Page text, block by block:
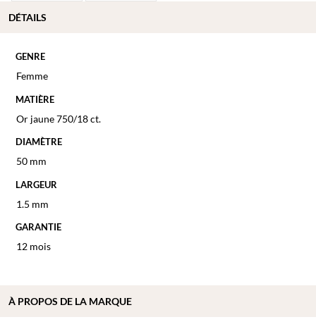
GENRE
Femme
MATIÈRE
Or jaune 750/18 ct.
DIAMÈTRE
50 mm
LARGEUR
1.5 mm
GARANTIE
12 mois
DÉTAILS
À PROPOS DE LA MARQUE